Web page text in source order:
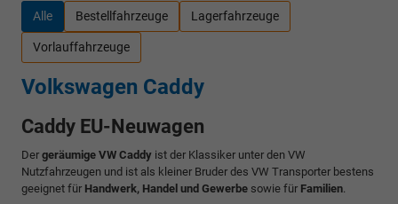
Alle Bestellfahrzeuge Lagerfahrzeuge
Vorlauffahrzeuge
Volkswagen Caddy
Caddy EU-Neuwagen
Der geräumige VW Caddy ist der Klassiker unter den VW
Nutzfahrzeugen und ist als kleiner Bruder des VW Transporter bestens
geeignet für Handwerk, Handel und Gewerbe sowie für Familien